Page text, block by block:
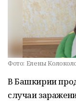
Фото: Елены
В Башкирии
случаи